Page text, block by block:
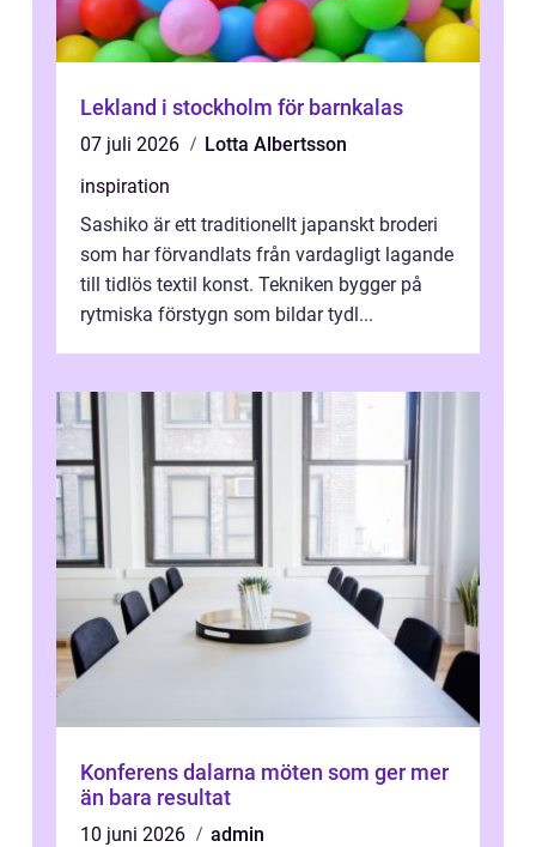
Lekland i stockholm för barnkalas
07 juli 2026
Lotta Albertsson
inspiration
Sashiko är ett traditionellt japanskt broderi
som har förvandlats från vardagligt lagande
till tidlös textil konst. Tekniken bygger på
rytmiska förstygn som bildar tydl...
Konferens dalarna möten som ger mer
än bara resultat
10 juni 2026
admin